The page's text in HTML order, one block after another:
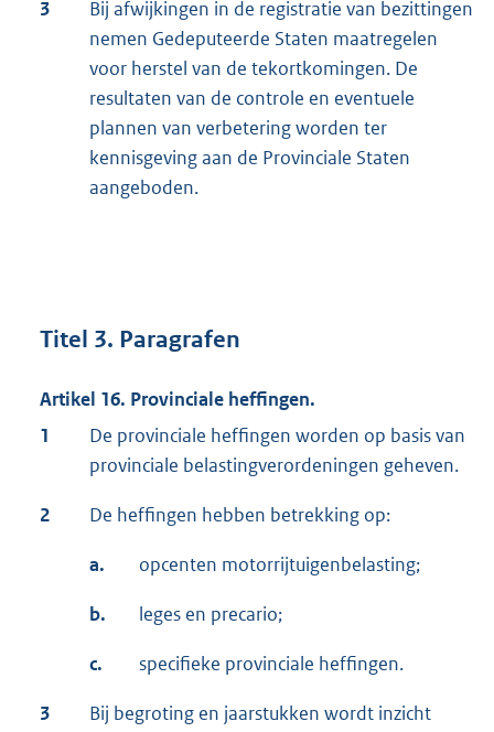
3
Bij afwijkingen in de registratie van bezittingen
nemen Gedeputeerde Staten maatregelen
voor herstel van de tekortkomingen. De
resultaten van de controle en eventuele
plannen van verbetering worden ter
kennisgeving aan de Provinciale Staten
aangeboden.
Titel 3. Paragrafen
Artikel 16. Provinciale heffingen.
1
De provinciale heffingen worden op basis van
provinciale belastingverordeningen geheven.
2 De heffingen hebben betrekking op:
a. opcenten motorrijtuigenbelasting;
b. leges en precario;
c. specifieke provinciale heffingen.
3
Bij begroting en jaarstukken wordt inzicht